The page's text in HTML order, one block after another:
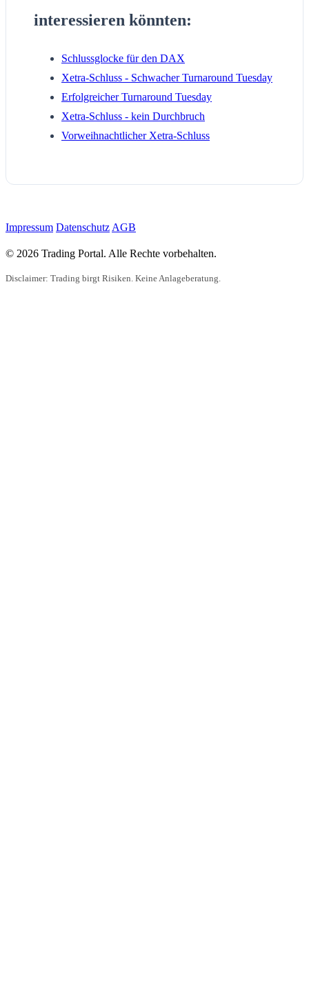
interessieren könnten:
Schlussglocke für den DAX
Xetra-Schluss - Schwacher Turnaround Tuesday
Erfolgreicher Turnaround Tuesday
Xetra-Schluss - kein Durchbruch
Vorweihnachtlicher Xetra-Schluss
Impressum Datenschutz AGB
© 2026 Trading Portal. Alle Rechte vorbehalten.
Disclaimer: Trading birgt Risiken. Keine Anlageberatung.